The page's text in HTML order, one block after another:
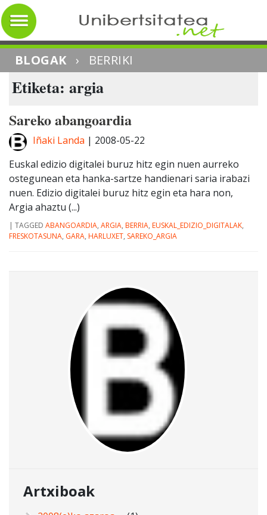
BLOGAK › BERRIKI
Etiketa: argia
Sareko abangoardia
Iñaki Landa | 2008-05-22
Euskal edizio digitalei buruz hitz egin nuen aurreko
ostegunean eta hanka-sartze handienari saria irabazi
nuen. Edizio digitalei buruz hitz egin eta hara non,
Argia ahaztu (...)
| TAGGED ABANGOARDIA, ARGIA, BERRIA, EUSKAL_EDIZIO_DIGITALAK,
FRESKOTASUNA, GARA, HARLUXET, SAREKO_ARGIA
Artxiboak